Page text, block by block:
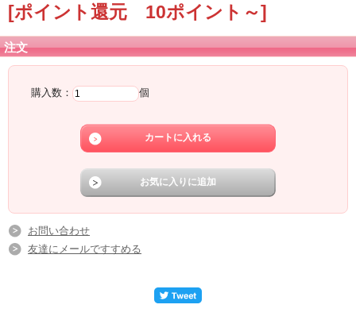
[ポイント還元 10ポイント～]
注文
購入数： 個
お問い合わせ
友達にメールですすめる